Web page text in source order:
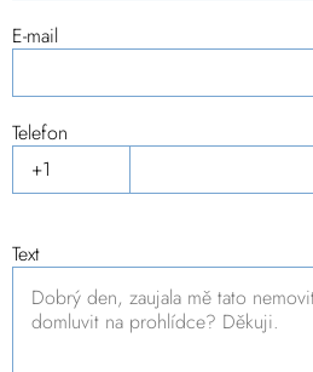
E-mail
Telefon
Text